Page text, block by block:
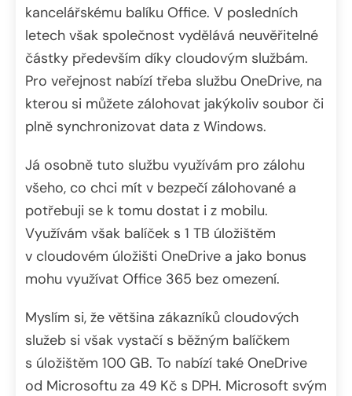
kancelářskému balíku Office. V posledních
letech však společnost vydělává neuvěřitelné
částky především díky cloudovým službám.
Pro veřejnost nabízí třeba službu OneDrive, na
kterou si můžete zálohovat jakýkoliv soubor či
plně synchronizovat data z Windows.
Já osobně tuto službu využívám pro zálohu
všeho, co chci mít v bezpečí zálohované a
potřebuji se k tomu dostat i z mobilu.
Využívám však balíček s 1 TB úložištěm
v cloudovém úložišti OneDrive a jako bonus
mohu využívat Office 365 bez omezení.
Myslím si, že většina zákazníků cloudových
služeb si však vystačí s běžným balíčkem
s úložištěm 100 GB. To nabízí také OneDrive
od Microsoftu za 49 Kč s DPH. Microsoft svým